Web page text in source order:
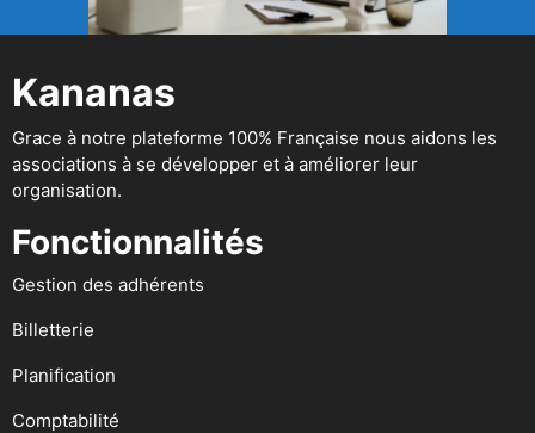
Kananas
Grace à notre plateforme 100% Française nous aidons les
associations à se développer et à améliorer leur
organisation.
Fonctionnalités
Gestion des adhérents
Billetterie
Planification
Comptabilité